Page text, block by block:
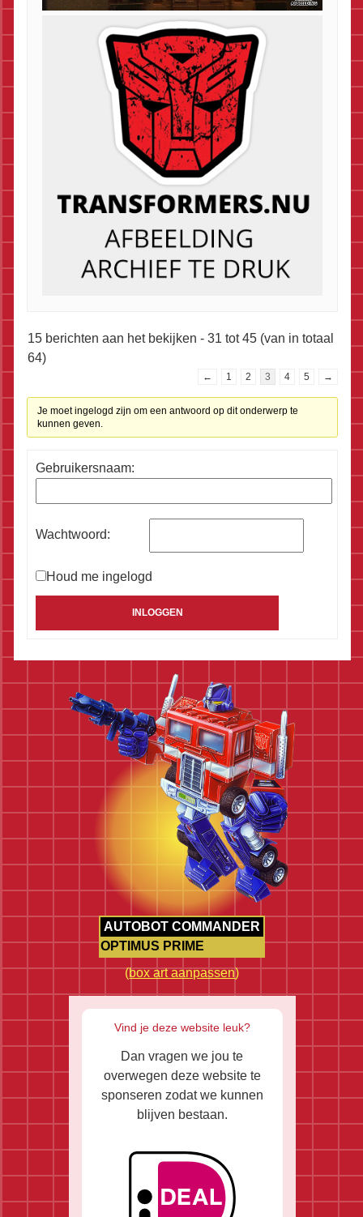
15 berichten aan het bekijken - 31 tot 45 (van in totaal
64)
← 1 2 3 4 5 →
Je moet ingelogd zijn om een antwoord op dit onderwerp te
kunnen geven.
Gebruikersnaam:
Wachtwoord:
Houd me ingelogd
Alternative:
INLOGGEN
AUTOBOT COMMANDER
OPTIMUS PRIME
(box art aanpassen)
Vind je deze website leuk?
Dan vragen we jou te
overwegen deze website te
sponseren zodat we kunnen
blijven bestaan.